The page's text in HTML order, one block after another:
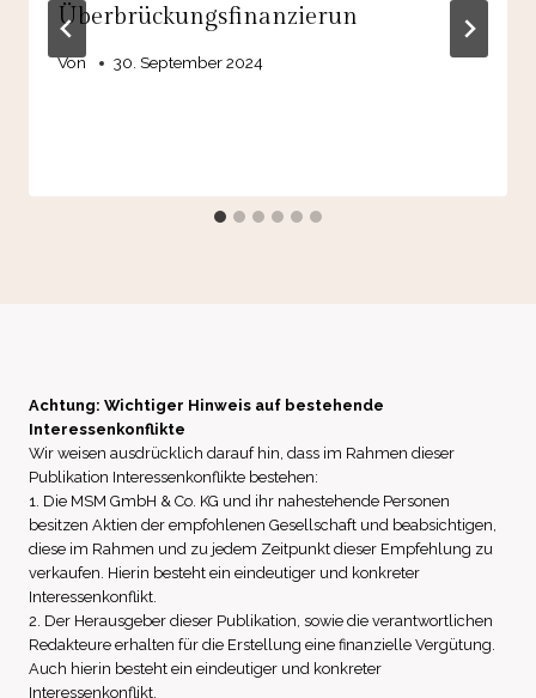
Überbrückungsfinanzierun
Von 30. September 2024
Achtung: Wichtiger Hinweis auf bestehende
Interessenkonflikte
Wir weisen ausdrücklich darauf hin, dass im Rahmen dieser
Publikation Interessenkonflikte bestehen:
1. Die MSM GmbH & Co. KG und ihr nahestehende Personen
besitzen Aktien der empfohlenen Gesellschaft und beabsichtigen,
diese im Rahmen und zu jedem Zeitpunkt dieser Empfehlung zu
verkaufen. Hierin besteht ein eindeutiger und konkreter
Interessenkonflikt.
2. Der Herausgeber dieser Publikation, sowie die verantwortlichen
Redakteure erhalten für die Erstellung eine finanzielle Vergütung.
Auch hierin besteht ein eindeutiger und konkreter
Interessenkonflikt.